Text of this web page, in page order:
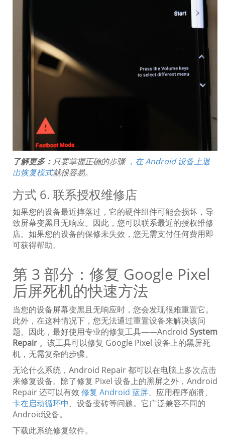
了解更多： 只要掌握正确的步骤 ，在 Android 设备上退
出恢​​复模式就很容易。
方式 6. 联系授权维修店
如果您的设备最近摔落过，它的硬件组件可能会损坏，导
致屏幕变黑且无响应。因此，您可以联系最近的授权维修
店。如果您的设备的保修未失效，您无需支付任何费用即
可获得帮助。
第 3 部分：修复 Google Pixel
后屏死机的快速方法
当您的设备屏幕变黑且无响应时，您会发现很难重置它。
此外，在这种情况下，您无法通过重置设备来解决该问
题。因此，最好使用专业的修复工具——Android System
Repair 。该工具可以修复 Google Pixel 设备上的黑屏死
机，无需复杂的步骤。
无论什么系统，Android Repair 都可以在电脑上多次点击
来修复设备。除了修复 Pixel 设备上的黑屏之外，Android
Repair 还可以有效 修复 Android 蓝屏、应用程序崩溃、
卡在启动循环中、设备变砖等问题。它广泛兼容不同的
Android设备。
下载此系统修复软件。